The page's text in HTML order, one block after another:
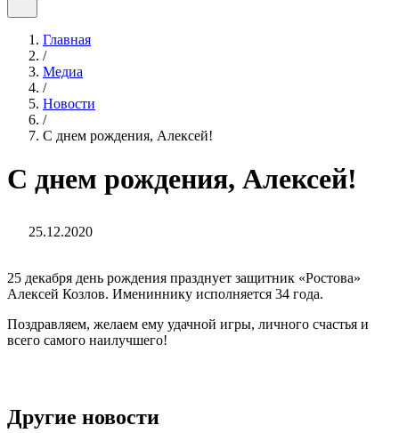
Главная
/
Медиа
/
Новости
/
С днем рождения, Алексей!
С днем рождения, Алексей!
25.12.2020
25 декабря день рождения празднует защитник «Ростова»
Алексей Козлов. Имениннику исполняется 34 года.
Поздравляем, желаем ему удачной игры, личного счастья и
всего самого наилучшего!
Другие новости